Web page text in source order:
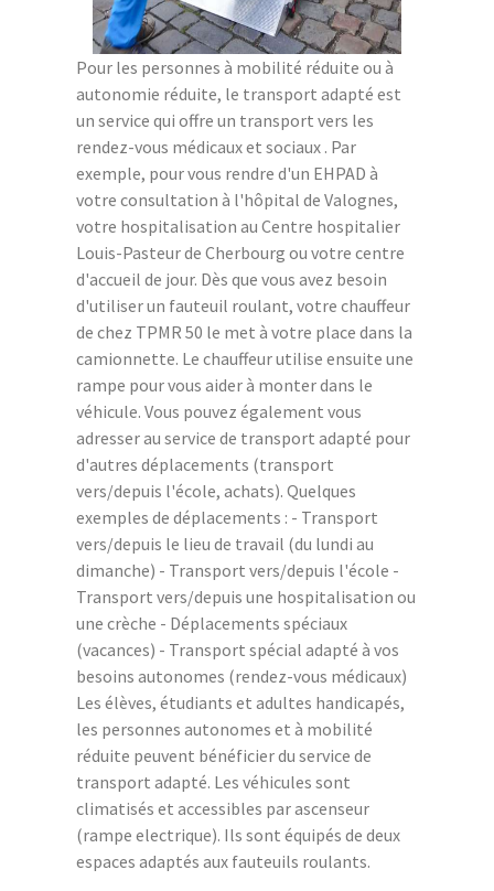
Pour les personnes à mobilité réduite ou à
autonomie réduite, le transport adapté est
un service qui offre un transport vers les
rendez-vous médicaux et sociaux . Par
exemple, pour vous rendre d'un EHPAD à
votre consultation à l'hôpital de Valognes,
votre hospitalisation au Centre hospitalier
Louis-Pasteur de Cherbourg ou votre centre
d'accueil de jour. Dès que vous avez besoin
d'utiliser un fauteuil roulant, votre chauffeur
de chez TPMR 50 le met à votre place dans la
camionnette. Le chauffeur utilise ensuite une
rampe pour vous aider à monter dans le
véhicule. Vous pouvez également vous
adresser au service de transport adapté pour
d'autres déplacements (transport
vers/depuis l'école, achats). Quelques
exemples de déplacements : - Transport
vers/depuis le lieu de travail (du lundi au
dimanche) - Transport vers/depuis l'école -
Transport vers/depuis une hospitalisation ou
une crèche - Déplacements spéciaux
(vacances) - Transport spécial adapté à vos
besoins autonomes (rendez-vous médicaux)
Les élèves, étudiants et adultes handicapés,
les personnes autonomes et à mobilité
réduite peuvent bénéficier du service de
transport adapté. Les véhicules sont
climatisés et accessibles par ascenseur
(rampe electrique). Ils sont équipés de deux
espaces adaptés aux fauteuils roulants.